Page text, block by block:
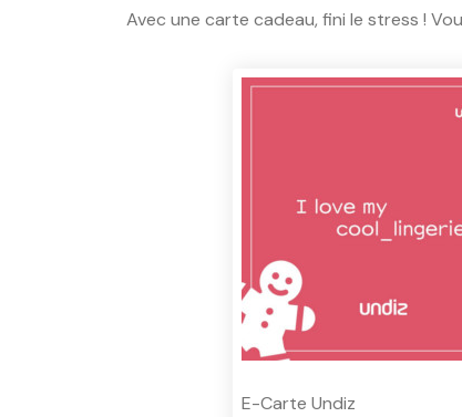
Avec une carte cadeau, fini le stress !
E-Carte Undiz